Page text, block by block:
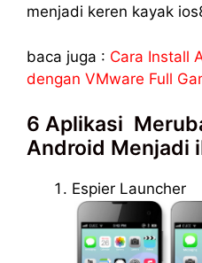
menjadi keren kayak
baca juga : Cara Install
dengan VMware Full
6 Aplikasi
Android Menjadi
Espier Launcher